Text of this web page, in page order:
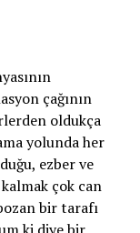
çağının
oldukça
yolunda her
ezber ve
çok can
bir tarafı
ki diye bir